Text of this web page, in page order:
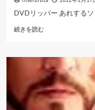
に
い
ら
に
読
む
DVDリッパー あれする
続きを読むBDlot
Master
に
つ
い
て
さ